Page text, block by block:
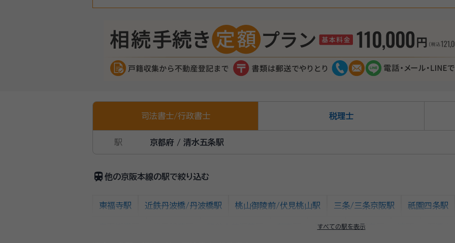
司法書士/行政書士 税理士
駅 京都府 / 清水五条駅
train 他の京阪本線の駅で絞り込む
すべての駅を表示
東福寺駅 近鉄丹波橋/丹波橋駅 桃山御陵前/伏見桃山駅 三条/三条京阪駅 祇園四条駅
墨染駅 中書島駅